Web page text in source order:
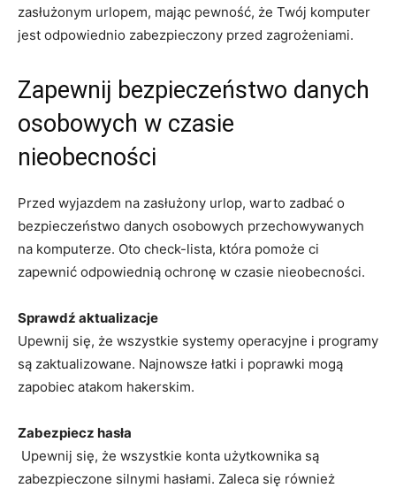
zasłużonym ‌urlopem, mając pewność, że Twój komputer
jest odpowiednio zabezpieczony przed zagrożeniami.
Zapewnij bezpieczeństwo danych
osobowych w czasie
nieobecności
Przed wyjazdem na zasłużony urlop, ⁤warto zadbać o
bezpieczeństwo danych osobowych przechowywanych
⁢na komputerze. Oto check-lista, ⁣która pomoże ci
zapewnić odpowiednią ochronę w ‍czasie nieobecności.
Sprawdź aktualizacje
Upewnij się, że wszystkie systemy operacyjne i programy
są zaktualizowane. Najnowsze łatki i ‌poprawki mogą
zapobiec atakom hakerskim.
Zabezpiecz hasła
​ Upewnij się, że wszystkie‌ konta użytkownika ‌są
zabezpieczone silnymi hasłami. Zaleca się ⁤również